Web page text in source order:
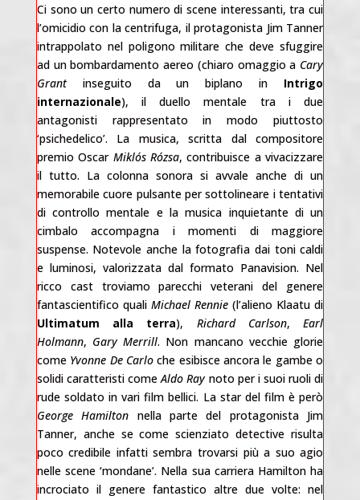
Ci sono un certo numero di scene interessanti, tra cui
l’omicidio con la centrifuga, il protagonista Jim Tanner
intrappolato nel poligono militare che deve sfuggire
ad un bombardamento aereo (chiaro omaggio a Cary
Grantinseguito da un biplano in Intrigo
internazionale), il duello mentale tra i due
antagonisti rappresentato in modo piuttosto
‘psichedelico’. La musica, scritta dal compositore
premio Oscar Miklós Rózsa, contribuisce a vivacizzare
il tutto. La colonna sonora si avvale anche di un
memorabile cuore pulsante per sottolineare i tentativi
di controllo mentale e la musica inquietante di un
cimbalo accompagna i momenti di maggiore
suspense. Notevole anche la fotografia dai toni caldi
e luminosi, valorizzata dal formato Panavision. Nel
ricco cast troviamo parecchi veterani del genere
fantascientifico quali Michael Rennie (l’alieno Klaatu di
Ultimatum alla terra), Richard Carlson,Earl
Holmann, Gary Merrill. Non mancano vecchie glorie
come Yvonne De Carloche esibisce ancora le gambe o
solidi caratteristi comeAldo Ray noto per i suoi ruoli di
rude soldato in vari film bellici. La star del film è però
George Hamilton nella parte del protagonista Jim
Tanner, anche se come scienziato detective risulta
poco credibile infatti sembra trovarsi più a suo agio
nelle scene ‘mondane’. Nella sua carriera Hamilton ha
incrociato il genere fantastico altre due volte: nel